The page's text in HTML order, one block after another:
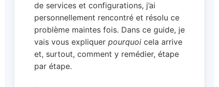
de services et configurations, j’ai
personnellement rencontré et résolu ce
problème maintes fois. Dans ce guide, je
vais vous expliquer pourquoi cela arrive
et, surtout, comment y remédier, étape
par étape.